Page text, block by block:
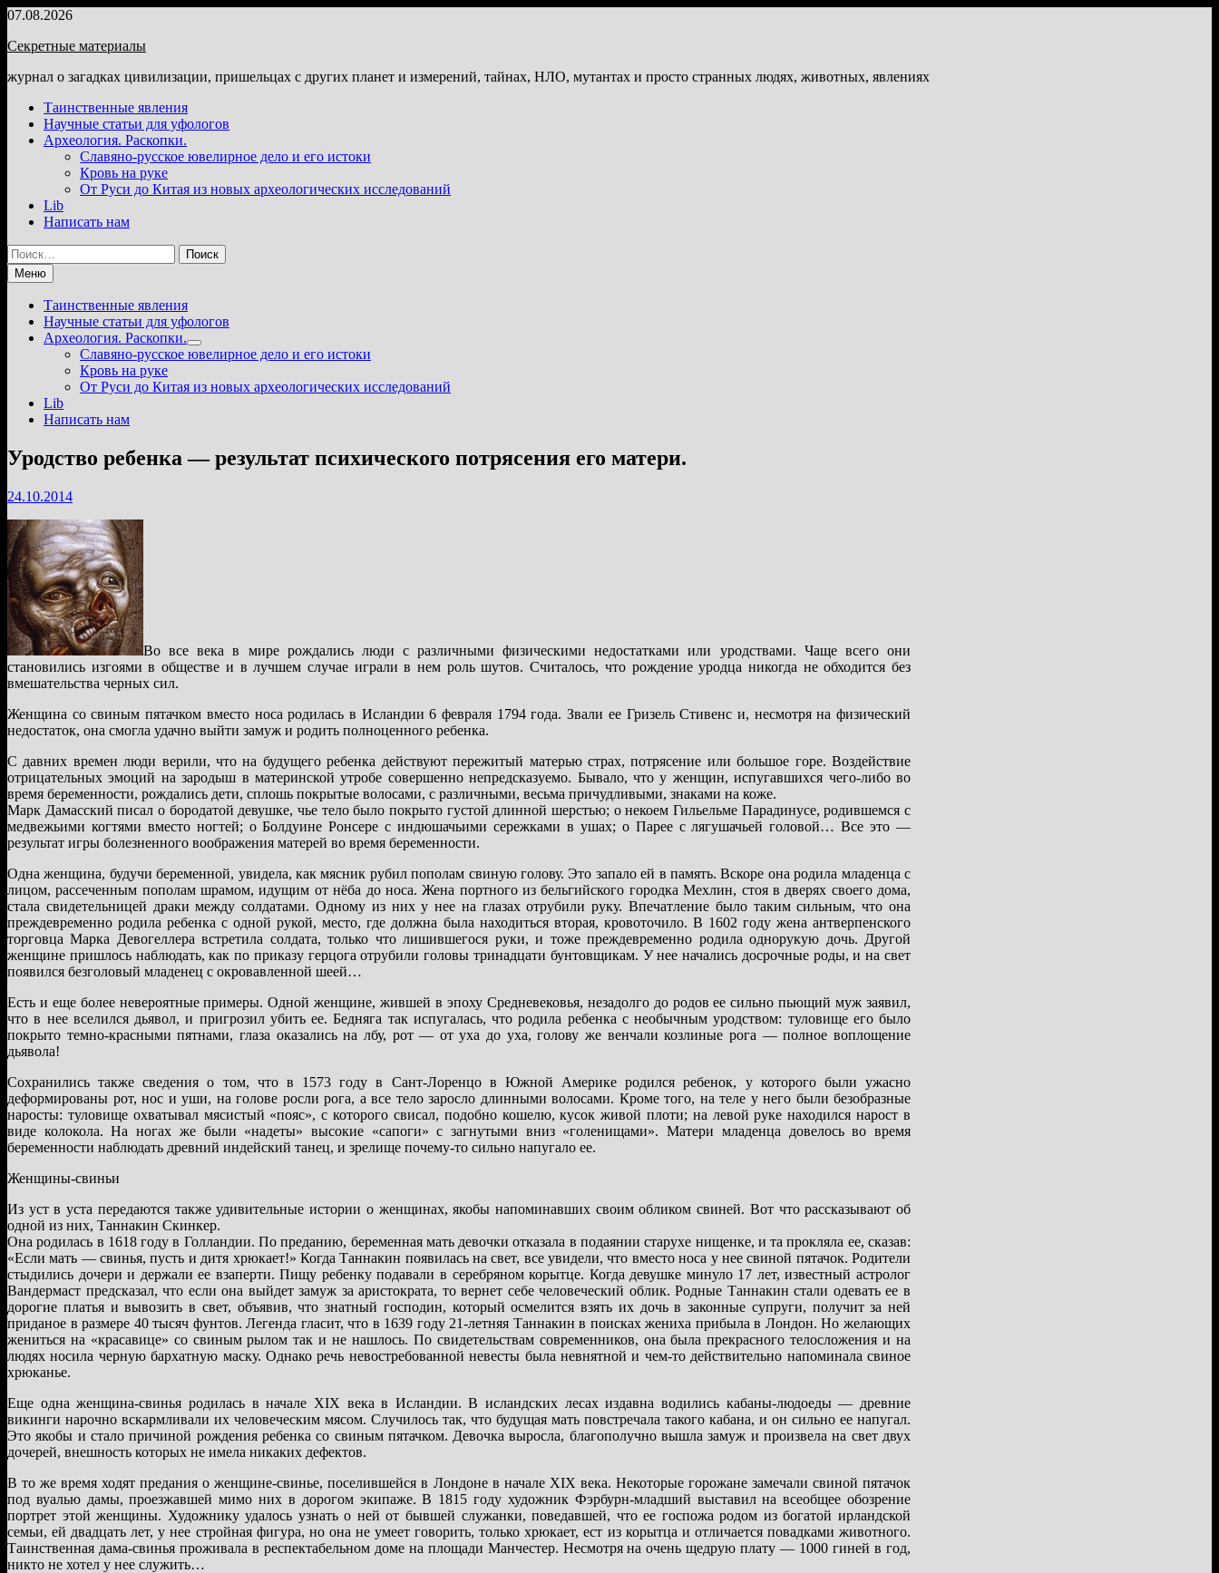
Перейти
содержимому
07.08.2026
Секретные материалы
журнал о загадках цивилизации, пришельцах с других планет и измерений, тайнах, НЛО, мутантах и просто странных людях, животных, явлениях
Таинственные явления
Научные статьи для уфологов
Археология. Раскопки.
Славяно-русское ювелирное дело и его истоки
Кровь на руке
От Руси до Китая из новых археологических исследований
Lib
Написать нам
Найти:
Меню
Таинственные явления
Научные статьи для уфологов
Археология. Раскопки.
Показать
подменю
Славяно-русское ювелирное дело и его истоки
Кровь на руке
От Руси до Китая из новых археологических исследований
Lib
Написать нам
Уродство ребенка — результат психического потрясения его матери.
24.10.2014
Во все века в мире рождались люди с различными физическими недостатками или уродствами. Чаще всего они
становились изгоями в обществе и в лучшем случае играли в нем роль шутов. Считалось, что рождение уродца никогда не обходится без
вмешательства черных сил.
Женщина со свиным пятачком вместо носа родилась в Исландии 6 февраля 1794 года. Звали ее Гризель Стивенс и, несмотря на физический
недостаток, она смогла удачно выйти замуж и родить полноценного ребенка.
С давних времен люди верили, что на будущего ребенка действуют пережитый матерью страх, потрясение или большое горе. Воздействие
отрицательных эмоций на зародыш в материнской утробе совершенно непредсказуемо. Бывало, что у женщин, испугавшихся чего-либо во
время беременности, рождались дети, сплошь покрытые волосами, с различными, весьма причудливыми, знаками на коже.
Марк Дамасский писал о бородатой девушке, чье тело было покрыто густой длинной шерстью; о некоем Гильельме Парадинусе, родившемся с
медвежьими когтями вместо ногтей; о Болдуине Ронсере с индюшачьими сережками в ушах; о Парее с лягушачьей головой… Все это —
результат игры болезненного воображения матерей во время беременности.
Одна женщина, будучи беременной, увидела, как мясник рубил пополам свиную голову. Это запало ей в память. Вскоре она родила младенца с
лицом, рассеченным пополам шрамом, идущим от нёба до носа. Жена портного из бельгийского городка Мехлин, стоя в дверях своего дома,
стала свидетельницей драки между солдатами. Одному из них у нее на глазах отрубили руку. Впечатление было таким сильным, что она
преждевременно родила ребенка с одной рукой, место, где должна была находиться вторая, кровоточило. В 1602 году жена антверпенского
торговца Марка Девогеллера встретила солдата, только что лишившегося руки, и тоже преждевременно родила однорукую дочь. Другой
женщине пришлось наблюдать, как по приказу герцога отрубили головы тринадцати бунтовщикам. У нее начались досрочные роды, и на свет
появился безголовый младенец с окровавленной шеей…
Есть и еще более невероятные примеры. Одной женщине, жившей в эпоху Средневековья, незадолго до родов ее сильно пьющий муж заявил,
что в нее вселился дьявол, и пригрозил убить ее. Бедняга так испугалась, что родила ребенка с необычным уродством: туловище его было
покрыто темно-красными пятнами, глаза оказались на лбу, рот — от уха до уха, голову же венчали козлиные рога — полное воплощение
дьявола!
Сохранились также сведения о том, что в 1573 году в Сант-Лоренцо в Южной Америке родился ребенок, у которого были ужасно
деформированы рот, нос и уши, на голове росли рога, а все тело заросло длинными волосами. Кроме того, на теле у него были безобразные
наросты: туловище охватывал мясистый «пояс», с которого свисал, подобно кошелю, кусок живой плоти; на левой руке находился нарост в
виде колокола. На ногах же были «надеты» высокие «сапоги» с загнутыми вниз «голенищами». Матери младенца довелось во время
беременности наблюдать древний индейский танец, и зрелище почему-то сильно напугало ее.
Женщины-свиньи
Из уст в уста передаются также удивительные истории о женщинах, якобы напоминавших своим обликом свиней. Вот что рассказывают об
одной из них, Таннакин Скинкер.
Она родилась в 1618 году в Голландии. По преданию, беременная мать девочки отказала в подаянии старухе нищенке, и та прокляла ее, сказав:
«Если мать — свинья, пусть и дитя хрюкает!» Когда Таннакин появилась на свет, все увидели, что вместо носа у нее свиной пятачок. Родители
стыдились дочери и держали ее взаперти. Пищу ребенку подавали в серебряном корытце. Когда девушке минуло 17 лет, известный астролог
Вандермаст предсказал, что если она выйдет замуж за аристократа, то вернет себе человеческий облик. Родные Таннакин стали одевать ее в
дорогие платья и вывозить в свет, объявив, что знатный господин, который осмелится взять их дочь в законные супруги, получит за ней
приданое в размере 40 тысяч фунтов. Легенда гласит, что в 1639 году 21-летняя Таннакин в поисках жениха прибыла в Лондон. Но желающих
жениться на «красавице» со свиным рылом так и не нашлось. По свидетельствам современников, она была прекрасного телосложения и на
людях носила черную бархатную маску. Однако речь невостребованной невесты была невнятной и чем-то действительно напоминала свиное
хрюканье.
Еще одна женщина-свинья родилась в начале XIX века в Исландии. В исландских лесах издавна водились кабаны-людоеды — древние
викинги нарочно вскармливали их человеческим мясом. Случилось так, что будущая мать повстречала такого кабана, и он сильно ее напугал.
Это якобы и стало причиной рождения ребенка со свиным пятачком. Девочка выросла, благополучно вышла замуж и произвела на свет двух
дочерей, внешность которых не имела никаких дефектов.
В то же время ходят предания о женщине-свинье, поселившейся в Лондоне в начале XIX века. Некоторые горожане замечали свиной пятачок
под вуалью дамы, проезжавшей мимо них в дорогом экипаже. В 1815 году художник Фэрбурн-младший выставил на всеобщее обозрение
портрет этой женщины. Художнику удалось узнать о ней от бывшей служанки, поведавшей, что ее госпожа родом из богатой ирландской
семьи, ей двадцать лет, у нее стройная фигура, но она не умеет говорить, только хрюкает, ест из корытца и отличается повадками животного.
Таинственная дама-свинья проживала в респектабельном доме на площади Манчестер. Несмотря на очень щедрую плату — 1000 гиней в год,
никто не хотел у нее служить…